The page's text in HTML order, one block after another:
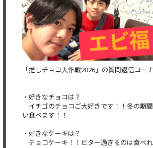
「推しチョコ大作戦2026」の質問返信コー
・好きなチョコは？
イチゴのチョコご大好きです！！冬の期
い食べます！！
・好きなケーキは？
チョコケーキ！！ビター過ぎるのは食べれ